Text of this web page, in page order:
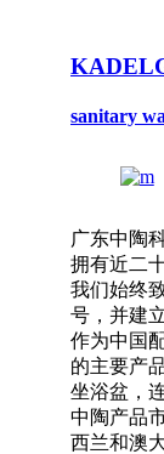
sanitary
广东中陶
拥有近二
我们始终
号，并建
作为中国
的主要产
坐浴盆，
中陶产品
西兰和澳